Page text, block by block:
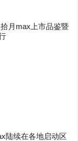
月max上市品鉴暨
陆续在各地启动区